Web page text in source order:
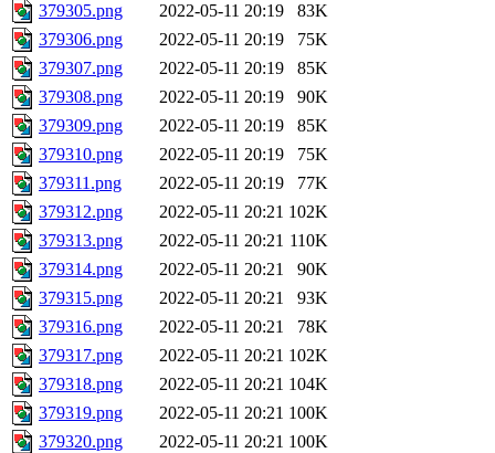
379305.png
2022-05-11 20:19
83K
379306.png
2022-05-11 20:19
75K
379307.png
2022-05-11 20:19
85K
379308.png
2022-05-11 20:19
90K
379309.png
2022-05-11 20:19
85K
379310.png
2022-05-11 20:19
75K
379311.png
2022-05-11 20:19
77K
379312.png
2022-05-11 20:21 102K
379313.png
2022-05-11 20:21 110K
379314.png
2022-05-11 20:21
90K
379315.png
2022-05-11 20:21
93K
379316.png
2022-05-11 20:21
78K
379317.png
2022-05-11 20:21 102K
379318.png
2022-05-11 20:21 104K
379319.png
2022-05-11 20:21 100K
379320.png
2022-05-11 20:21 100K